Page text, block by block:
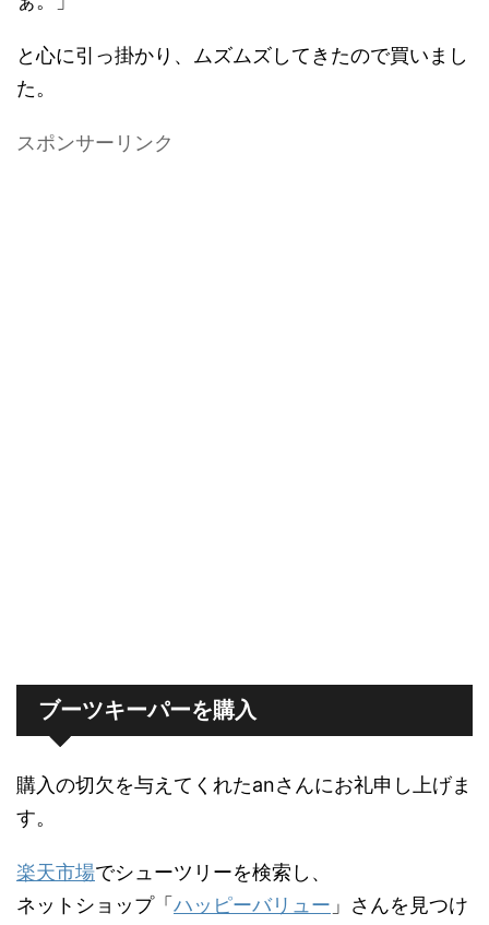
と心に引っ掛かり、ムズムズしてきたので買いまし
た。
スポンサーリンク
ブーツキーパーを購入
購入の切欠を与えてくれたanさんにお礼申し上げま
す。
楽天市場でシューツリーを検索し、
ネットショップ「 ハッピーバリュー 」さんを見つけ